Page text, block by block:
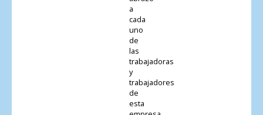
a
cada
uno
de
las
trabajadoras
y
trabajadores
de
esta